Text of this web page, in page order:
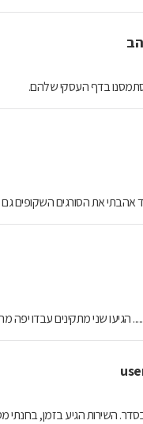
בדף העסקי שלהם.
את הסורגים השקופים
שני מתקינים עבדו יפה
השירות הגיע בזמן, בחנתי